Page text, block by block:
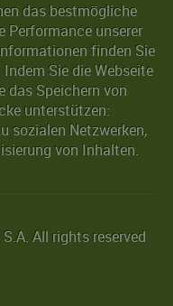
das bestmögliche
Performance unserer
finden Sie
Indem Sie die Webseite
das Speichern von
unterstützen:
sozialen Netzwerken,
von Inhalten.
All rights reserved